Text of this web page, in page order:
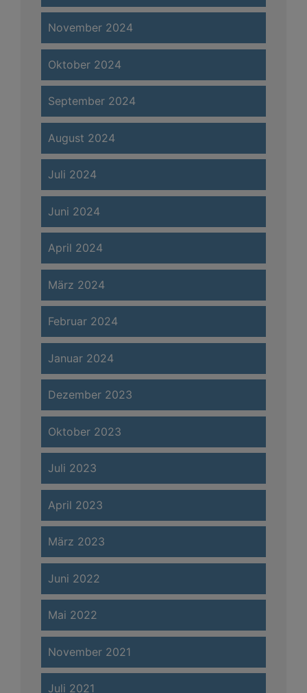
November 2024
Oktober 2024
September 2024
August 2024
Juli 2024
Juni 2024
April 2024
März 2024
Februar 2024
Januar 2024
Dezember 2023
Oktober 2023
Juli 2023
April 2023
März 2023
Juni 2022
Mai 2022
November 2021
Juli 2021